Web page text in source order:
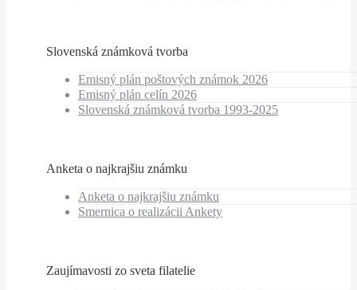
Slovenská známková tvorba
Emisný plán poštových známok 2026
Emisný plán celín 2026
Slovenská známková tvorba 1993-2025
Anketa o najkrajšiu známku
Anketa o najkrajšiu známku
Smernica o realizácii Ankety
Zaujímavosti zo sveta filatelie